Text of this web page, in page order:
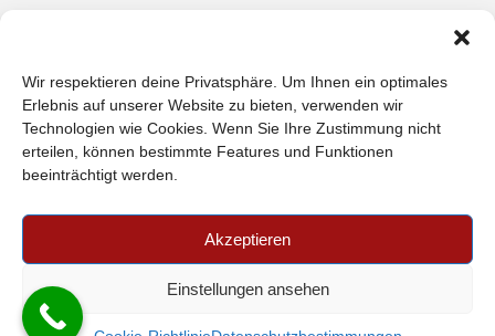
Wir respektieren deine Privatsphäre. Um Ihnen ein optimales
Erlebnis auf unserer Website zu bieten, verwenden wir
Technologien wie Cookies. Wenn Sie Ihre Zustimmung nicht
erteilen, können bestimmte Features und Funktionen
beeinträchtigt werden.
Akzeptieren
Einstellungen ansehen
Über uns
Informationen
Plattform der EU-Kommission zur Online-Streitbeilegung
Unsere AGB (PDF)
© 2026 Car-in Automotive GmbH